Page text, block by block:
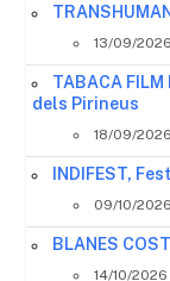
13/09/
TABACA
dels Pirineus
18/09/
INDIFEST,
09/10/
BLANES
14/10/2026